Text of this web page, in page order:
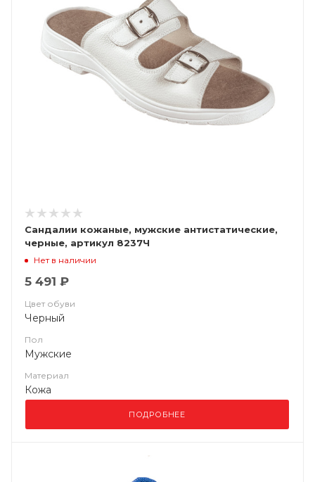
Сандалии кожаные, мужские антистатические,
черные, артикул 8237Ч
Нет в наличии
5 491 ₽
Цвет обуви
Черный
Пол
Мужские
Материал
Кожа
ПОДРОБНЕЕ